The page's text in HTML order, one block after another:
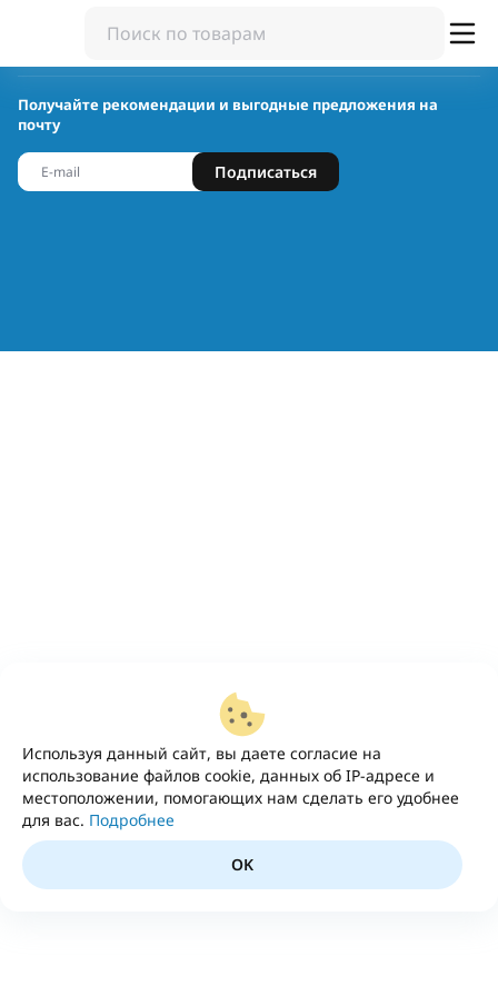
Используя данный сайт, вы даете согласие на
использование файлов cookie, данных об IP-адресе и
местоположении, помогающих нам сделать его удобнее
для вас. Подробнее
OK
Получайте рекомендации и выгодные предложения на
почту
Подписаться